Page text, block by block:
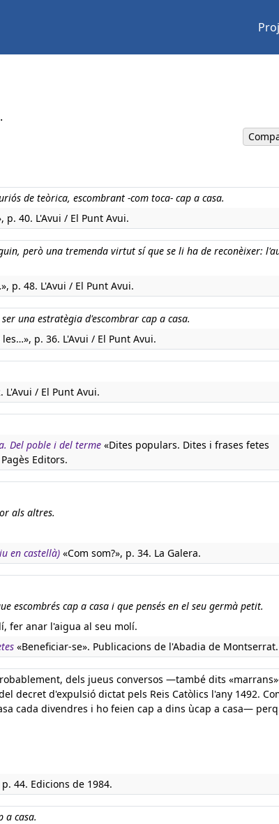
de teòrica, escombrant -com toca- cap a casa.
40. L'Avui / El Punt Avui.
però una tremenda virtut sí que se li ha de reconèixer:
p. 48. L'Avui / El Punt Avui.
una estratègia d'escombrar cap a casa.
p. 36. L'Avui / El Punt Avui.
/ El Punt Avui.
Del poble i del terme «Dites populars. Dites i frases fetes
Editors.
als altres.
en castellà) «Com som?», p. 34. La Galera.
escombrés cap a casa i que pensés en el seu germà petit.
fer anar l'aigua al seu molí.
«Beneficiar-se». Publicacions de l'Abadia de Montserrat.
dels jueus conversos —també dits
decret d'expulsió dictat pels Reis Catòlics l'any 1492.
cada divendres i ho feien cap a dins ùcap a casa—
p. 44. Edicions de 1984.
a casa.